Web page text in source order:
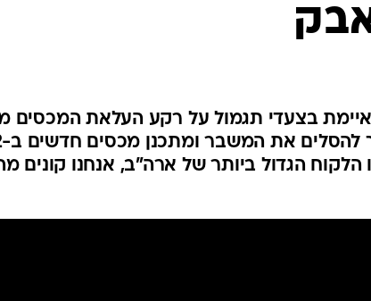
בצעדי תגמול על רקע העלאת המכסים
ארה"ב,
הגדול ביותר של ארה"ב, אנחנו קונים